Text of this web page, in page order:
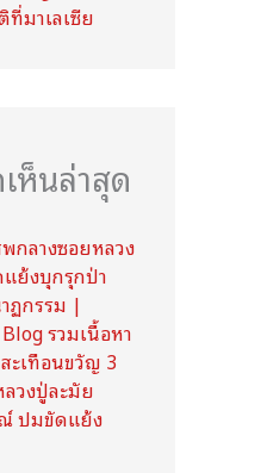
ที่มาเลเซีย
ห็นล่าสุด
กลางซอยหลวง
ย้งบุกรุกป่า
ฏกรรม |
รวมเนื้อหา
ะเทือนขวัญ 3
วงปู่ละมัย
ปมขัดแย้ง